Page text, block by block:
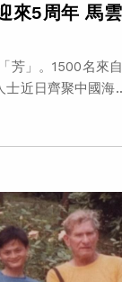
來5周年 馬
芳」。1500名來
士近日齊聚中國海